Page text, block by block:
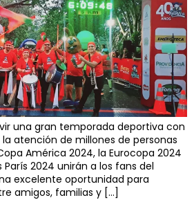
una gran temporada deportiva con
atención de millones de personas
América 2024, la Eurocopa 2024
2024 unirán a los fans del
excelente oportunidad para
amigos, familias y […]